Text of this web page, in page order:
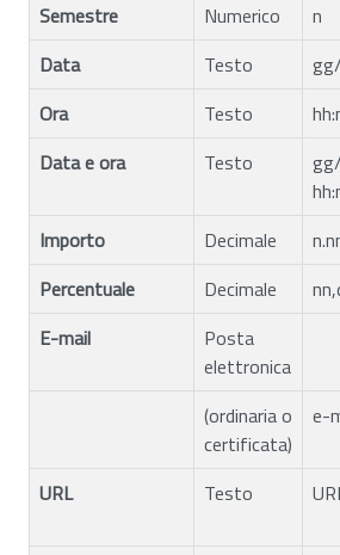
Semestre
Numerico n
Data
Testo
Ora
Testo
Data e ora
Testo
Importo Decimale
Percentuale
Decimale
E-mail
Posta
elettronica
(ordinaria o
certificata)
e-
URL Testo URI